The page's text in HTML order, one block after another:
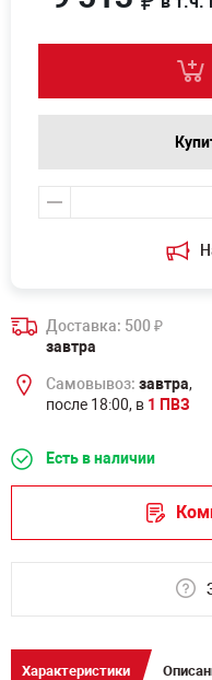
Доставка: 500₽
завтра
Самовывоз: завтра,
после 18:00, в 1 ПВЗ
Есть в наличии
Характеристики